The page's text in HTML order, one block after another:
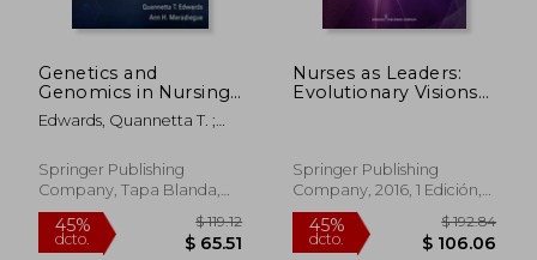
Genetics and
Genomics in Nursing:
Guidelines for
Conducting a Risk
Inglés)
Edwards, Quannetta T. ;
Springer Publishing
Company, Tapa Blanda,
Nuevo
Nurses as Leaders:
Evolutionary Visions
Springer Publishing
Company, 2016, 1 Edición,
Tapa Blanda, Nuevo